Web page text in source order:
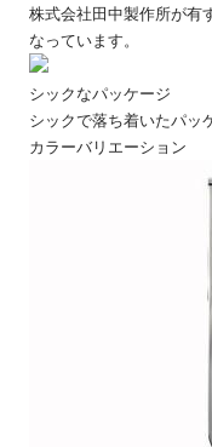
株式会社田中製作所が有
なっています。
シックなパッケージ
シックで落ち着いたパッ
カラーバリエーション